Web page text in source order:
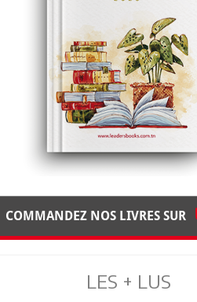
COMMANDEZ NOS LIVRES SUR
LES + LUS